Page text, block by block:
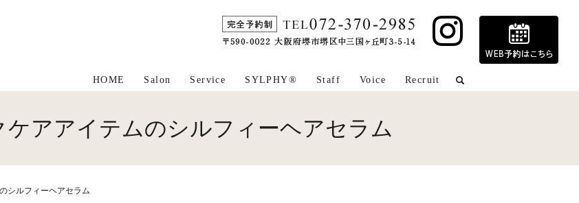
HOME Salon Service SYLPHY® Staff Voice Recruit search
ケアアイテムのシルフィーヘアセラム
シルフィーヘアセラム